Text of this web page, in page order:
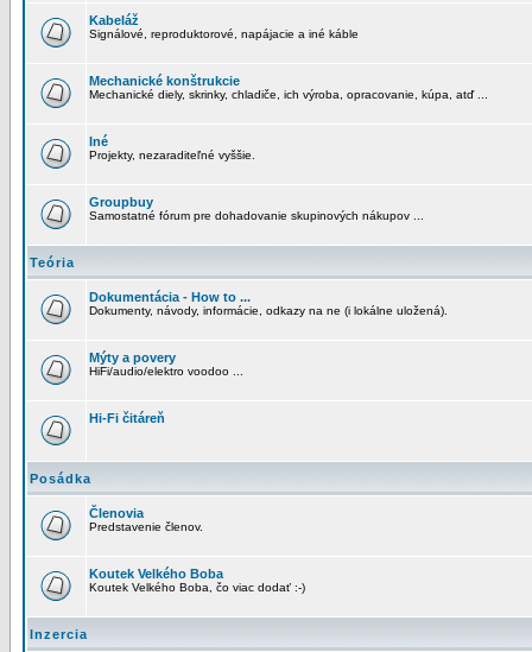
Kabeláž
Signálové, reproduktorové, napájacie a iné káble
Mechanické konštrukcie
Mechanické diely, skrinky, chladiče, ich výroba, opracovanie, kúpa, atď ...
Iné
Projekty, nezaraditeľné vyššie.
Groupbuy
Samostatné fórum pre dohadovanie skupinových nákupov ...
Teória
Dokumentácia - How to ...
Dokumenty, návody, informácie, odkazy na ne (i lokálne uložená).
Mýty a povery
HiFi/audio/elektro voodoo ...
Hi-Fi čitáreň
Posádka
Členovia
Predstavenie členov.
Koutek Velkého Boba
Koutek Velkého Boba, čo viac dodať :-)
Inzercia